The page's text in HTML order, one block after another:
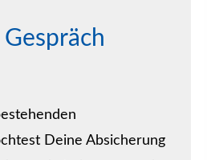
Gespräch
Deine Absicherung